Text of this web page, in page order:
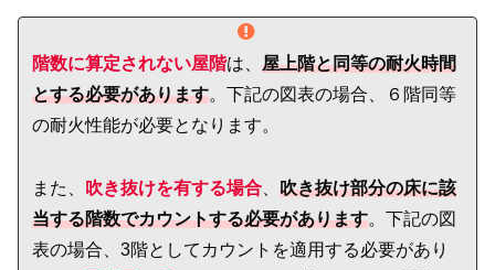
階数に算定されない屋階は、 屋上階と同等の耐火時間
とする必要があります。下記の図表の場合、６階同等
の耐火性能が必要となります。
また、 吹き抜けを有する場合
吹き抜け部分の床に該
当する階数でカウントする必要があります。下記の図
表の場合、3階としてカウントを適用する必要があり